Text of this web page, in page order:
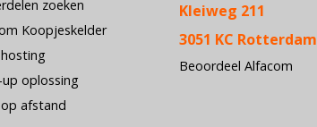
zoeken
Koopjeskelder
up oplossing
afstand
Kleiweg 211
3051 KC Rotterdam
Beoordeel Alfacom